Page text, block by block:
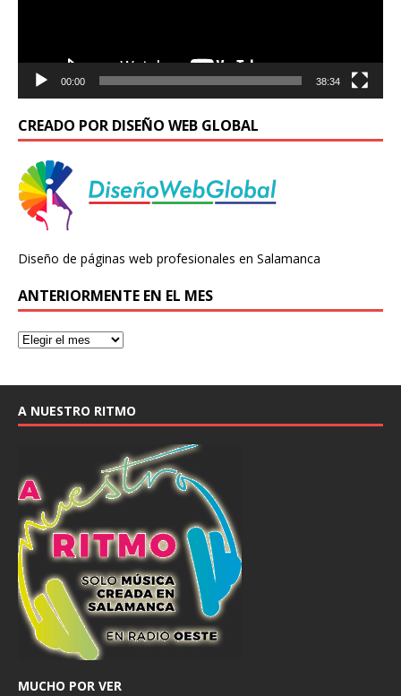
00:00 38:34
CREADO POR DISEÑO WEB GLOBAL
Diseño de páginas web profesionales en Salamanca
ANTERIORMENTE EN EL MES
A NUESTRO RITMO
MUCHO POR VER